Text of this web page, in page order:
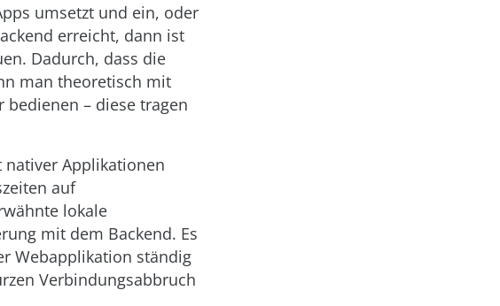
umsetzt und ein, oder
erreicht, dann ist
Dadurch, dass die
man theoretisch mit
bedienen – diese tragen
nativer Applikationen
auf
lokale
mit dem Backend. Es
Webapplikation ständig
Verbindungsabbruch